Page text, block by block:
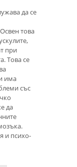
да се
това
при
Това се
има
със
да
и психо-